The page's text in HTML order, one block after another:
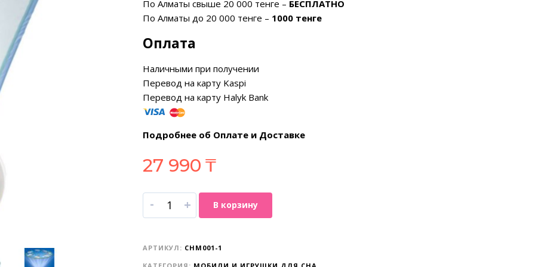
По Алматы свыше 20 000 тенге – БЕСПЛАТНО
По Алматы до 20 000 тенге – 1000 тенге
Оплата
Наличными при получении
Перевод на карту Kaspi
Перевод на карту Halyk Bank
Подробнее об Оплате и Доставке
27 990 ₸
- + В корзину
АРТИКУЛ: CHM001-1